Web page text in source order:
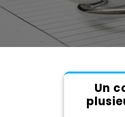
Un